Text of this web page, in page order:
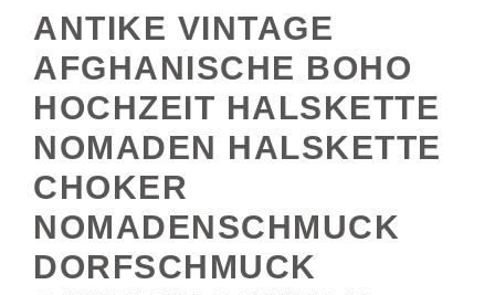
AFGHANISCHE BOHO
HOCHZEIT HALSKETTE
NOMADEN HALSKETTE
CHOKER
NOMADENSCHMUCK
DORFSCHMUCK
BAUERNSCHMUCK